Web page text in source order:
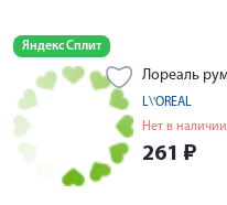
Яндекс Сплит
Лореаль
L\'OREAL
Нет в наличии
261 ₽